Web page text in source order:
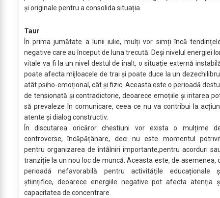
și originale pentru a consolida situația.
Taur
În prima jumătate a lunii iulie, mulți vor simți încă
negative care au început de luna trecută. Deși nivelul energiei
vitale va fi la un nivel destul de înalt, o situație externă
poate afecta mijloacele de trai și poate duce la un
atât psiho-emoțional, cât și fizic. Aceasta este o perioadă
de tensionată și contradictorie, deoarece emoțiile și iritarea
să prevaleze în comunicare, ceea ce nu va contribui la
atente și dialog constructiv.
În discutarea oricăror chestiuni vor exista o mulțime
controverse, încăpățânare, deci nu este momentul
pentru organizarea de întâlniri importante,pentru acorduri
tranziție la un nou loc de muncă. Aceasta este, de asemenea,
perioadă nefavorabilă pentru activitățile educaționale
științifice, deoarece energiile negative pot afecta atenția
capacitatea de concentrare.